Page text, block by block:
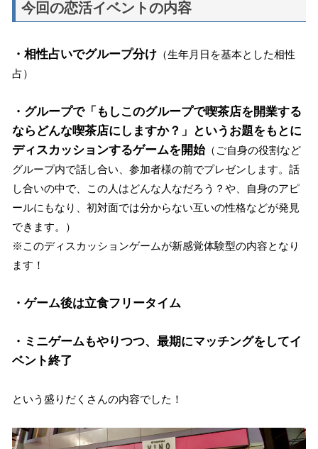
今回の恋活イベントの内容
・相性占いでグループ分け（生年月日を基本とした相性
占）
・グループで「もしこのグループで喫茶店を開業する
ならどんな喫茶店にしますか？」というお題をもとに
ディスカッションするゲームを開始（ご自身の役割など
グループ内で話し合い、参加者様の前でプレゼンします。話
し合いの中で、この人はどんな人なだろう？や、自身のアピ
ールにもなり、初対面では分からない互いの性格などが発見
できます。）
※このディスカッションゲームが新感覚体験型の内容となり
ます！
・ゲーム後は立食フリータイム
・ミニゲームもやりつつ、最期にマッチングをしてイ
ベント終了
という盛りだくさんの内容でした！